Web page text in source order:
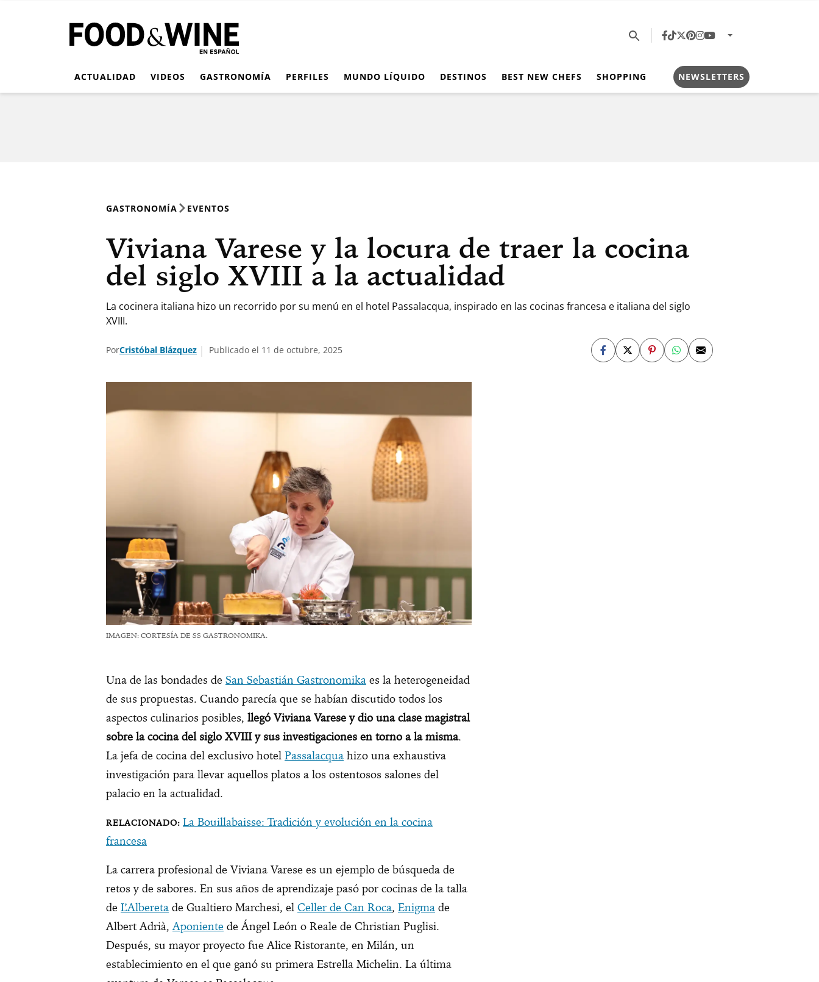
ACTUALIDAD VIDEOS GASTRONOMÍA PERFILES MUNDO LÍQUIDO DESTINOS BEST NEW CHEFS SHOPPING NEWSLETTERS
GASTRONOMÍA EVENTOS
Viviana Varese y la locura de traer la cocina
del siglo XVIII a la actualidad
La cocinera italiana hizo un recorrido por su menú en el hotel Passalacqua, inspirado en las cocinas francesa e italiana del siglo
XVIII.
PorCristóbal Blázquez Publicado el 11 de octubre, 2025
IMAGEN: CORTESÍA DE SS GASTRONOMIKA.
Una de las bondades de San Sebastián Gastronomika es la heterogeneidad
de sus propuestas. Cuando parecía que se habían discutido todos los
aspectos culinarios posibles, llegó Viviana Varese y dio una clase magistral
sobre la cocina del siglo XVIII y sus investigaciones en torno a la misma.
La jefa de cocina del exclusivo hotel Passalacqua hizo una exhaustiva
investigación para llevar aquellos platos a los ostentosos salones del
palacio en la actualidad.
La Bouillabaisse: Tradición y evolución en la cocina
francesa
La carrera profesional de Viviana Varese es un ejemplo de búsqueda de
retos y de sabores. En sus años de aprendizaje pasó por cocinas de la talla
de L’Albereta de Gualtiero Marchesi, el Celler de Can Roca, Enigma de
Albert Adrià,Aponiente de Ángel León o Reale de Christian Puglisi.
Después, su mayor proyecto fue Alice Ristorante, en Milán, un
establecimiento en el que ganó su primera Estrella Michelin. La última